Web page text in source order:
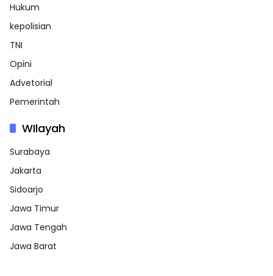
Hukum
kepolisian
TNI
Opini
Advetorial
Pemerintah
WIlayah
Surabaya
Jakarta
Sidoarjo
Jawa Timur
Jawa Tengah
Jawa Barat